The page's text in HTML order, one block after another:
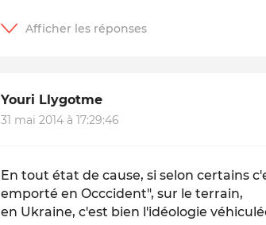
Youri Llygotme
31 mai 2014 à 17:29:46
En tout état de cause, si selon certains
emporté en Occcident", sur le terrain,
en Ukraine, c'est bien l'idéologie